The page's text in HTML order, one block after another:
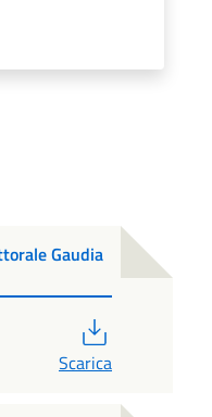
Gaudia
Scarica